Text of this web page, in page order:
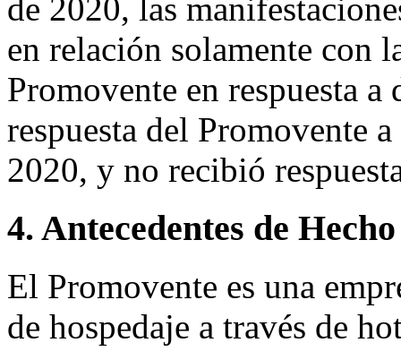
de 2020, las
en relación solamente con
Promovente en respuesta
respuesta del Promovente
2020, y no recibió
4. Antecedentes de Hecho
El Promovente es una
de hospedaje a través de